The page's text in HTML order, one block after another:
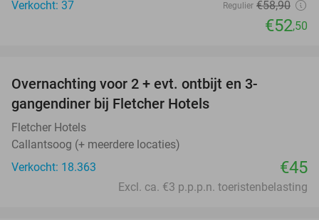
Verkocht: 37 Regulier €58,90
€52,50
Overnachting voor 2 + evt. ontbijt en 3-
gangendiner bij Fletcher Hotels
Fletcher Hotels
Callantsoog (+ meerdere locaties)
Verkocht: 18.363
€45
Excl. ca. €3 p.p.p.n. toeristenbelasting